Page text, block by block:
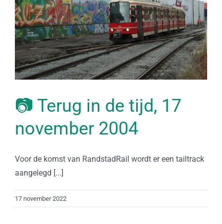
📷 Terug in de tijd, 17
november 2004
Voor de komst van RandstadRail wordt er een tailtrack
aangelegd [...]
17 november 2022